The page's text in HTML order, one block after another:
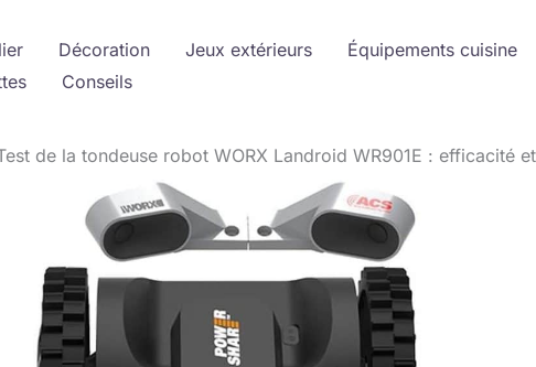
Décoration Jeux extérieurs Équipements cuisine
Conseils
de la tondeuse robot WORX Landroid WR901E : efficacité